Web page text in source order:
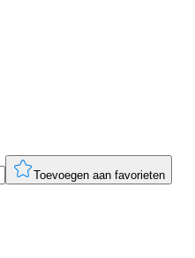
Toevoegen aan favorieten